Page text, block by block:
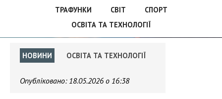
ТРАФУНКИ
СВІТ
СПОРТ
ОСВІТА ТА ТЕХНОЛОГІЇ
НОВИНИ ОСВІТА ТА ТЕХНОЛОГІЇ
Опубліковано: 18.05.2026 о 16:38